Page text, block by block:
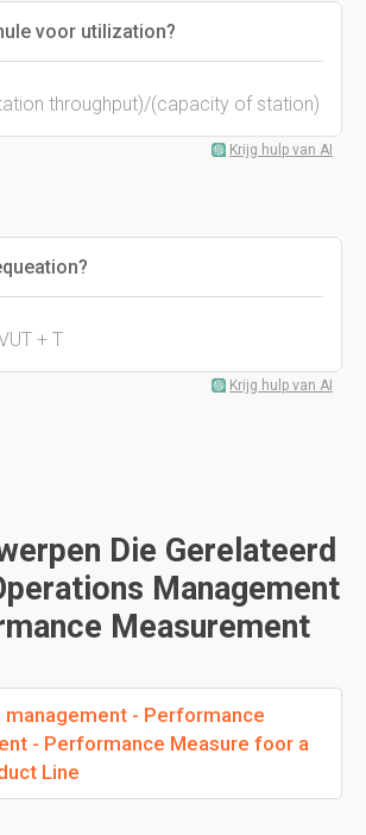
voor utilization?
throughput)/(capacity of station)
Krijg hulp van AI
+ T
Krijg hulp van AI
Die Gerelateerd
Management
Measurement
management - Performance
- Performance Measure foor a
Line